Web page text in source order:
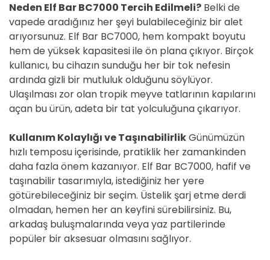
Neden Elf Bar BC7000 Tercih Edilmeli? Belki de
vapede aradığınız her şeyi bulabileceğiniz bir alet
arıyorsunuz. Elf Bar BC7000, hem kompakt boyutu
hem de yüksek kapasitesi ile ön plana çıkıyor. Birçok
kullanıcı, bu cihazın sunduğu her bir tok nefesin
ardında gizli bir mutluluk olduğunu söylüyor.
Ulaşılması zor olan tropik meyve tatlarının kapılarını
açan bu ürün, adeta bir tat yolculuğuna çıkarıyor.
Kullanım Kolaylığı ve TaşınabilirlikGünümüzün
hızlı temposu içerisinde, pratiklik her zamankinden
daha fazla önem kazanıyor. Elf Bar BC7000, hafif ve
taşınabilir tasarımıyla, istediğiniz her yere
götürebileceğiniz bir seçim. Üstelik şarj etme derdi
olmadan, hemen her an keyfini sürebilirsiniz. Bu,
arkadaş buluşmalarında veya yaz partilerinde
popüler bir aksesuar olmasını sağlıyor.